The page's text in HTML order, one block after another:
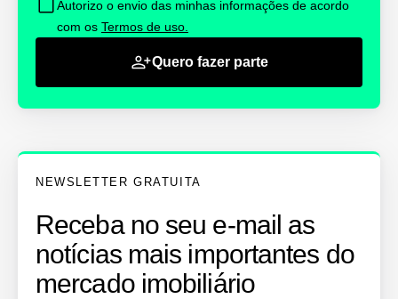
Autorizo o envio das minhas informações de acordo
com os Termos de uso.
Quero fazer parte
NEWSLETTER GRATUITA
Receba no seu e-mail as
notícias mais importantes do
mercado imobiliário